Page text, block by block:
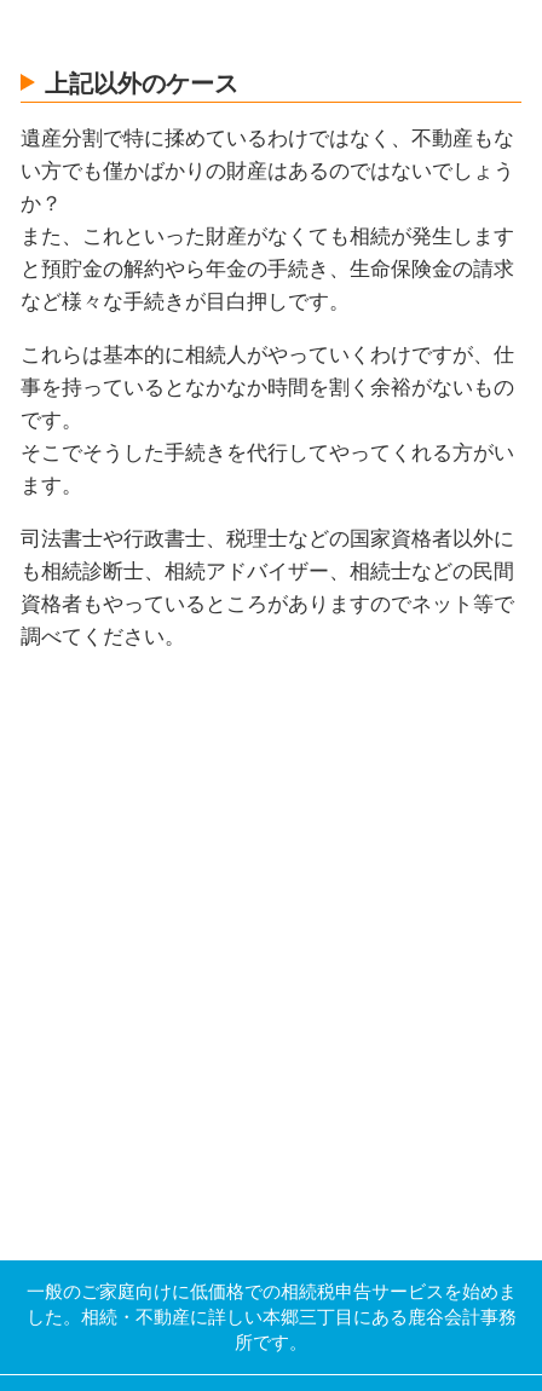
上記以外のケース
遺産分割で特に揉めているわけではなく、不動産もな
い方でも僅かばかりの財産はあるのではないでしょう
か？
また、これといった財産がなくても相続が発生します
と預貯金の解約やら年金の手続き、生命保険金の請求
など様々な手続きが目白押しです。
これらは基本的に相続人がやっていくわけですが、仕
事を持っているとなかなか時間を割く余裕がないもの
です。
そこでそうした手続きを代行してやってくれる方がい
ます。
司法書士や行政書士、税理士などの国家資格者以外に
も相続診断士、相続アドバイザー、相続士などの民間
資格者もやっているところがありますのでネット等で
調べてください。
一般のご家庭向けに低価格での相続税申告サービスを始めま
した。相続・不動産に詳しい本郷三丁目にある鹿谷会計事務
所です。